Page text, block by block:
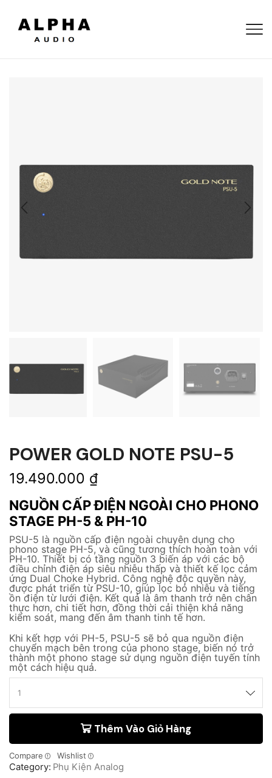
POWER GOLD NOTE PSU-5
19.490.000 ₫
NGUỒN CẤP ĐIỆN NGOÀI CHO PHONO
STAGE PH-5 & PH-10
PSU-5 là nguồn cấp điện ngoài chuyên dụng cho
phono stage PH-5, và cũng tương thích hoàn toàn với
PH-10. Thiết bị có tầng nguồn 3 biến áp với các bộ
điều chỉnh điện áp siêu nhiễu thấp và thiết kế lọc cảm
ứng Dual Choke Hybrid. Công nghệ độc quyền này,
được phát triển từ PSU-10, giúp lọc bỏ nhiễu và tiếng
ồn điện từ lưới điện. Kết quả là âm thanh trở nên chân
thực hơn, chi tiết hơn, đồng thời cải thiện khả năng
kiểm soát, mang đến âm thanh tinh tế hơn.
Khi kết hợp với PH-5, PSU-5 sẽ bỏ qua nguồn điện
chuyển mạch bên trong của phono stage, biến nó trở
thành một phono stage sử dụng nguồn điện tuyến tính
một cách hiệu quả.
Thêm Vào Giỏ Hàng
Compare Wishlist
Category: Phụ Kiện Analog